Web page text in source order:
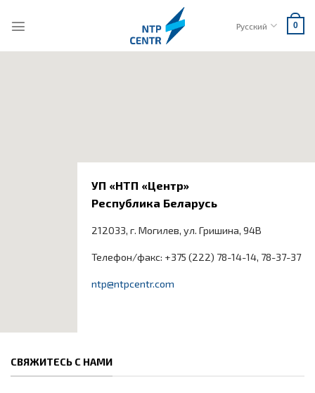
Русский 0
УП «НТП «Центр»
Республика Беларусь
212033, г. Могилев, ул. Гришина, 94В
Телефон/факс: +375 (222) 78-14-14, 78-37-37
ntp@ntpcentr.com
СВЯЖИТЕСЬ С НАМИ